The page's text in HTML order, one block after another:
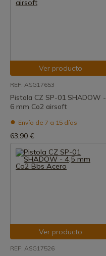
Ver producto
REF: ASG17653
Pistola CZ SP-01 SHADOW -
6 mm Co2 airsoft
Envío de 7 a 15 días
63,90 €
Ver producto
REF: ASG17526